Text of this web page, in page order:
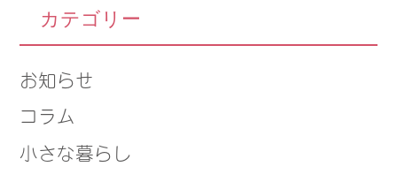
カテゴリー
お知らせ
コラム
小さな暮らし